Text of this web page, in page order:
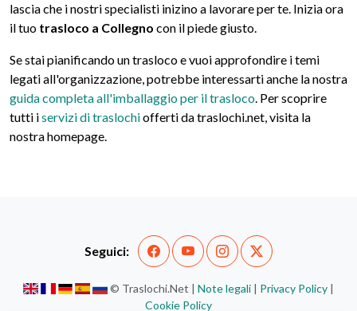
lascia che i nostri specialisti inizino a lavorare per te. Inizia ora
il tuo trasloco a Collegno con il piede giusto.
Se stai pianificando un trasloco e vuoi approfondire i temi
legati all'organizzazione, potrebbe interessarti anche la nostra
guida completa all'imballaggio per il trasloco. Per scoprire
tutti iservizi di traslochiofferti da traslochi.net, visita la
nostra homepage.
Seguici:
© Traslochi.Net | Note legali| Privacy Policy|
Cookie Policy